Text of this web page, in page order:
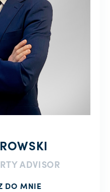
ADVISOR
DO MNIE